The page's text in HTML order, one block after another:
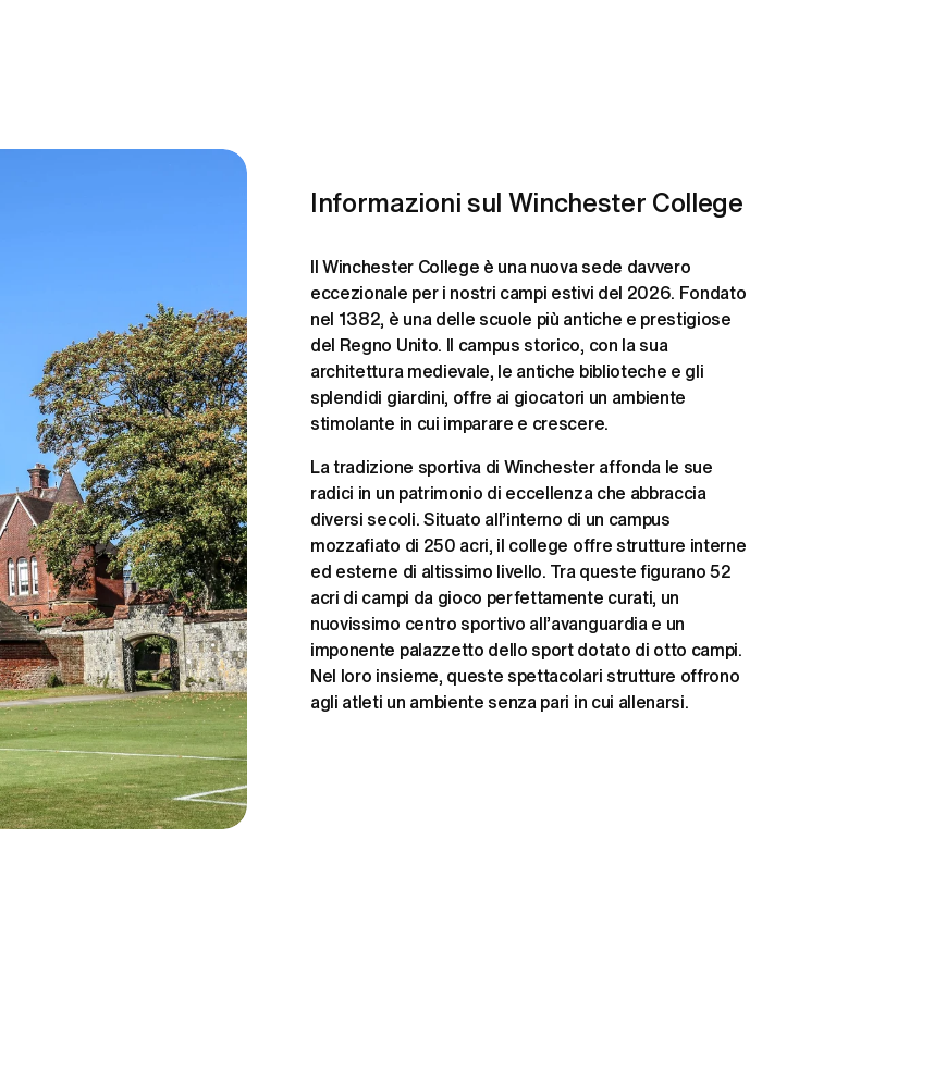
Informazioni sul Winchester College
Il Winchester College è una nuova sede davvero
eccezionale per i nostri campi estivi del 2026. Fondato
nel 1382, è una delle scuole più antiche e prestigiose
del Regno Unito. Il campus storico, con la sua
architettura medievale, le antiche biblioteche e gli
splendidi giardini, offre ai giocatori un ambiente
stimolante in cui imparare e crescere.
La tradizione sportiva di Winchester affonda le sue
radici in un patrimonio di eccellenza che abbraccia
diversi secoli. Situato all’interno di un campus
mozzafiato di 250 acri, il college offre strutture interne
ed esterne di altissimo livello. Tra queste figurano 52
acri di campi da gioco perfettamente curati, un
nuovissimo centro sportivo all’avanguardia e un
imponente palazzetto dello sport dotato di otto campi.
Nel loro insieme, queste spettacolari strutture offrono
agli atleti un ambiente senza pari in cui allenarsi.